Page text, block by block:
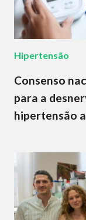
Hipertensão
Consenso
para a
hipertensão